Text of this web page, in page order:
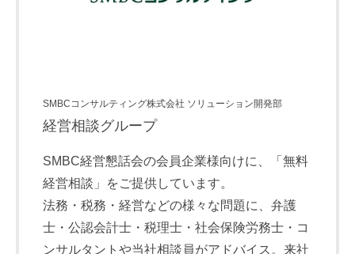
SMBCコンサルティング株式会社 ソリューション開発部
経営相談グループ
SMBC経営懇話会の会員企業様向けに、「無料
経営相談」をご提供しています。
法務・税務・経営などの様々な問題に、弁護
士・公認会計士・税理士・社会保険労務士・コ
ンサルタントや当社相談員がアドバイス。来社